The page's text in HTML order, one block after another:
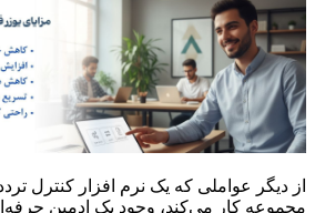
از دیگر عواملی که یک نرم افزار کنترل
مجموعه کار می‌کند، وجود یک ادمین